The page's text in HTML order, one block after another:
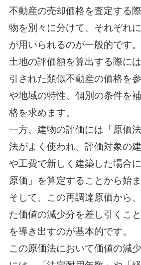
不動産の売却価格を査定する
物を別々に分けて、それぞれ
が用いられるのが一般的です。
土地の評価額を算出する際に
引された類似不動産の価格を
や地域の特性、個別の条件を
格を求めます。
一方、建物の評価には「原価
法がよく使われ、評価対象の
や工費で新しく建築した場合
原価」を算定することから始ま
そして、この再調達原価から
た価値の減少分を差し引くこ
を導き出すのが基本的です。
この原価法において価値の減